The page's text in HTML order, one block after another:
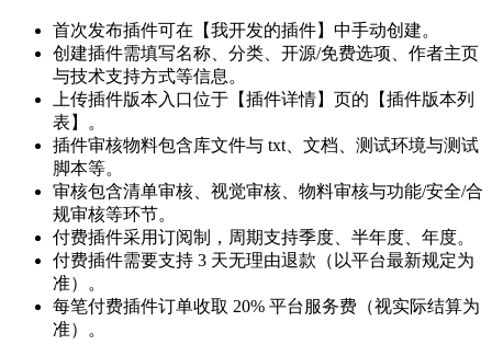
首次发布插件可在【我开发的插件】中手动创建。
创建插件需填写名称、分类、开源/免费选项、作者主页
与技术支持方式等信息。
上传插件版本入口位于【插件详情】页的【插件版本列
表】。
插件审核物料包含库文件与 txt、文档、测试环境与测试
脚本等。
审核包含清单审核、视觉审核、物料审核与功能/安全/合
规审核等环节。
付费插件采用订阅制，周期支持季度、半年度、年度。
付费插件需要支持 3 天无理由退款（以平台最新规定为
准）。
每笔付费插件订单收取 20% 平台服务费（视实际结算为
准）。